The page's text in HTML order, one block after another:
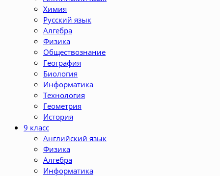
Химия
Русский язык
Алгебра
Физика
Обществознание
География
Биология
Информатика
Технология
Геометрия
История
9 класс
Английский язык
Физика
Алгебра
Информатика